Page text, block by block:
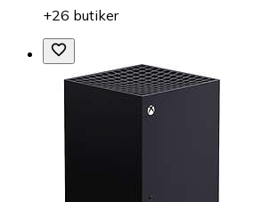
+26 butiker